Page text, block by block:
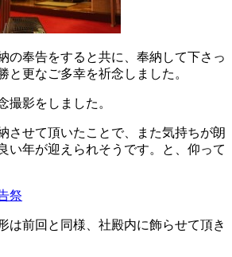
の奉告をすると共に、奉納して下さっ
と更なご多幸を祈念しました。
撮影をしました。
させて頂いたことで、また気持ちが朗
い年が迎えられそうです。と、仰って
は前回と同様、社殿内に飾らせて頂き